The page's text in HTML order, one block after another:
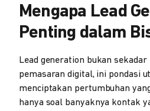
Mengapa Lead
Penting dalam
Lead generation bukan
pemasaran digital, ini pondasi
menciptakan pertumbuhan
hanya soal banyaknya kontak